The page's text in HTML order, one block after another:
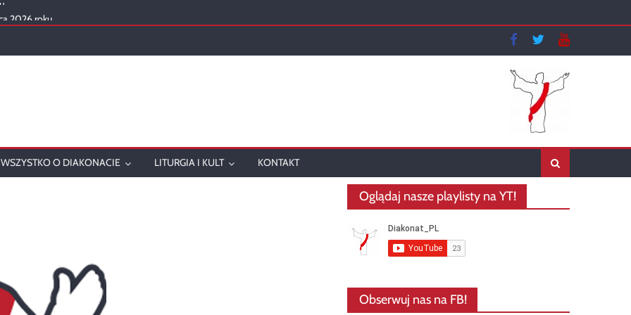
2026 roku
w 2025 roku
WSZYSTKO O DIAKONACIE LITURGIA I KULT KONTAKT
Oglądaj nasze playlisty na YT!
Obserwuj nas na FB!